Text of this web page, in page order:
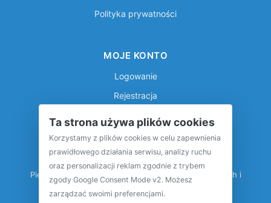
Polityka prywatności
MOJE KONTO
Logowanie
Rejestracja
Pierwsza międzynarodowa baza pojazdów klasycznych i
zabytkowych
Ta strona używa plików cookies
Korzystamy z plików cookies w celu zapewnienia
prawidłowego działania serwisu, analizy ruchu
oraz personalizacji reklam zgodnie z trybem
zgody Google Consent Mode v2. Możesz
zarządzać swoimi preferencjami.